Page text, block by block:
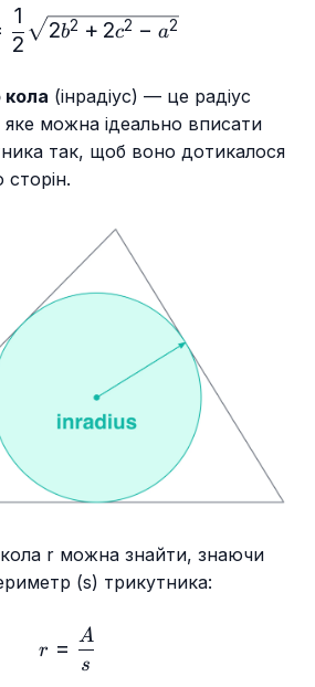
2
1
2b2 + 2c2 − a2
кола (інрадіус) — це радіус
яке можна ідеально вписати
так, щоб воно дотикалося
сторін.
кола r можна знайти, знаючи
(s) трикутника:
r=\frac{A}{s}
r =
s
A